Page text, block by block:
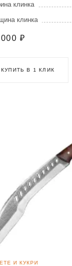
клинка
клинка
₽
КУПИТЬ В 1 КЛИК
И КУКРИ